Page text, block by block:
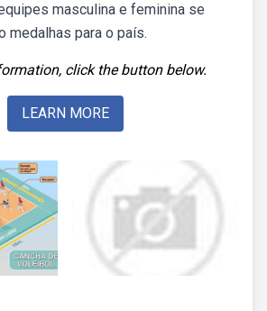
masculina e feminina se
medalhas para o país.
click the button below.
LEARN MORE